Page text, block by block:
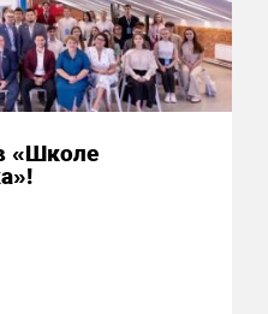
«Школе